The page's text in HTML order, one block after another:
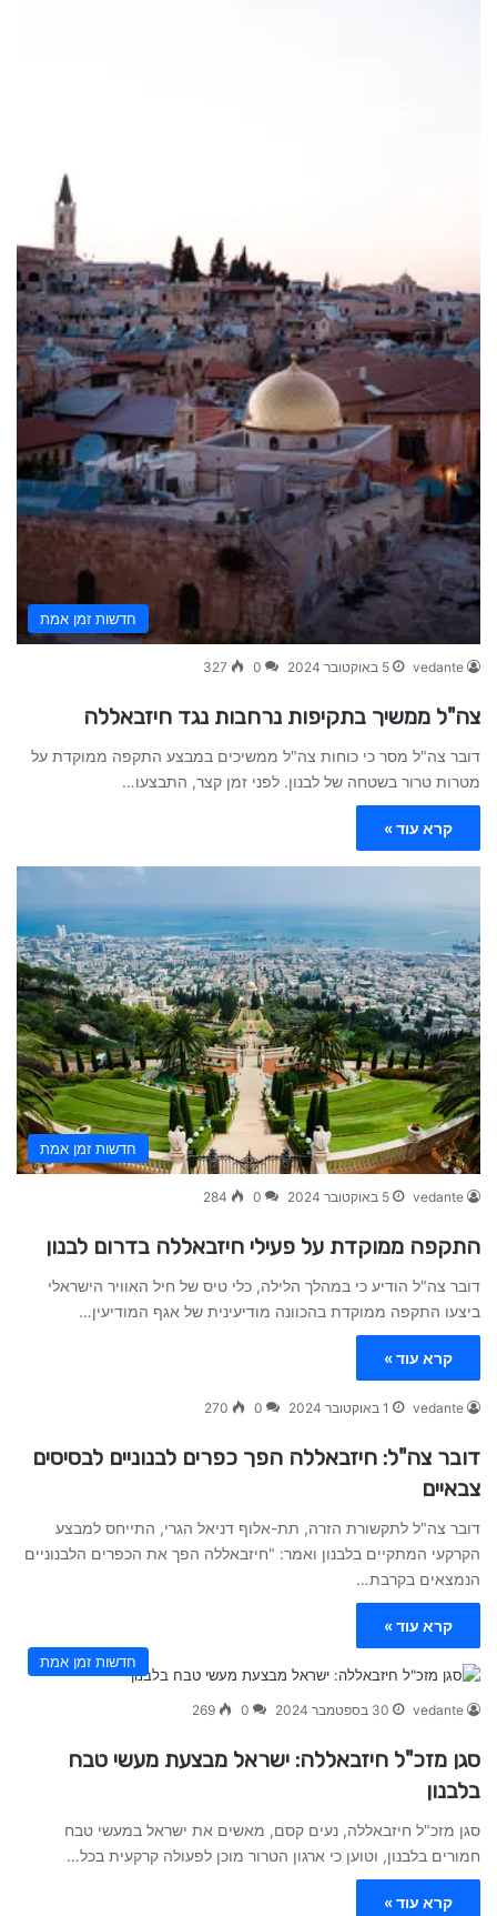
חדשות זמן אמת
vedante 5 באוקטובר 2024 0
327
צה"ל ממשיך בתקיפות נרחבות נגד חיזבאללה
דובר צה"ל מסר כי כוחות צה"ל ממשיכים במבצע התקפה ממוקדת על
מטרות טרור בשטחה של לבנון. לפני זמן קצר, התבצעו…
קרא עוד »
חדשות זמן אמת
vedante 5 באוקטובר 2024 0
284
התקפה ממוקדת על פעילי חיזבאללה בדרום לבנון
דובר צה"ל הודיע כי במהלך הלילה, כלי טיס של חיל האוויר הישראלי
ביצעו התקפה ממוקדת בהכוונה מודיעינית של אגף המודיעין…
קרא עוד »
vedante 1 באוקטובר 2024 0
270
דובר צה"ל: חיזבאללה הפך כפרים לבנוניים לבסיסים
צבאיים
דובר צה"ל לתקשורת הזרה, תת-אלוף דניאל הגרי, התייחס למבצע
הקרקעי המתקיים בלבנון ואמר: "חיזבאללה הפך את הכפרים הלבנוניים
הנמצאים בקרבת…
קרא עוד »
חדשות זמן אמת
vedante 30 בספטמבר 2024 0
269
סגן מזכ"ל חיזבאללה: ישראל מבצעת מעשי טבח
בלבנון
סגן מזכ"ל חיזבאללה, נעים קסם, מאשים את ישראל במעשי טבח
חמורים בלבנון, וטוען כי ארגון הטרור מוכן לפעולה קרקעית בכל…
קרא עוד »